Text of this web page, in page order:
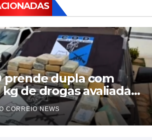
prende dupla com
de drogas avaliadas
CORREIO NEWS